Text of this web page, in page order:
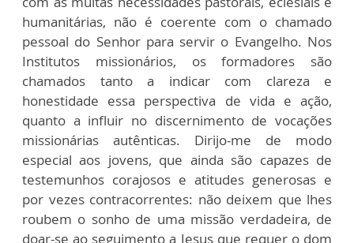
humanitárias, não é coerente com o chamado
pessoal do Senhor para servir o Evangelho. Nos
Institutos missionários, os formadores são
chamados tanto a indicar com clareza e
honestidade essa perspectiva de vida e ação,
quanto a influir no discernimento de vocações
missionárias autênticas. Dirijo-me de modo
especial aos jovens, que ainda são capazes de
testemunhos corajosos e atitudes generosas e
por vezes contracorrentes: não deixem que lhes
roubem o sonho de uma missão verdadeira, de
doar-se ao seguimento a Jesus que requer o dom